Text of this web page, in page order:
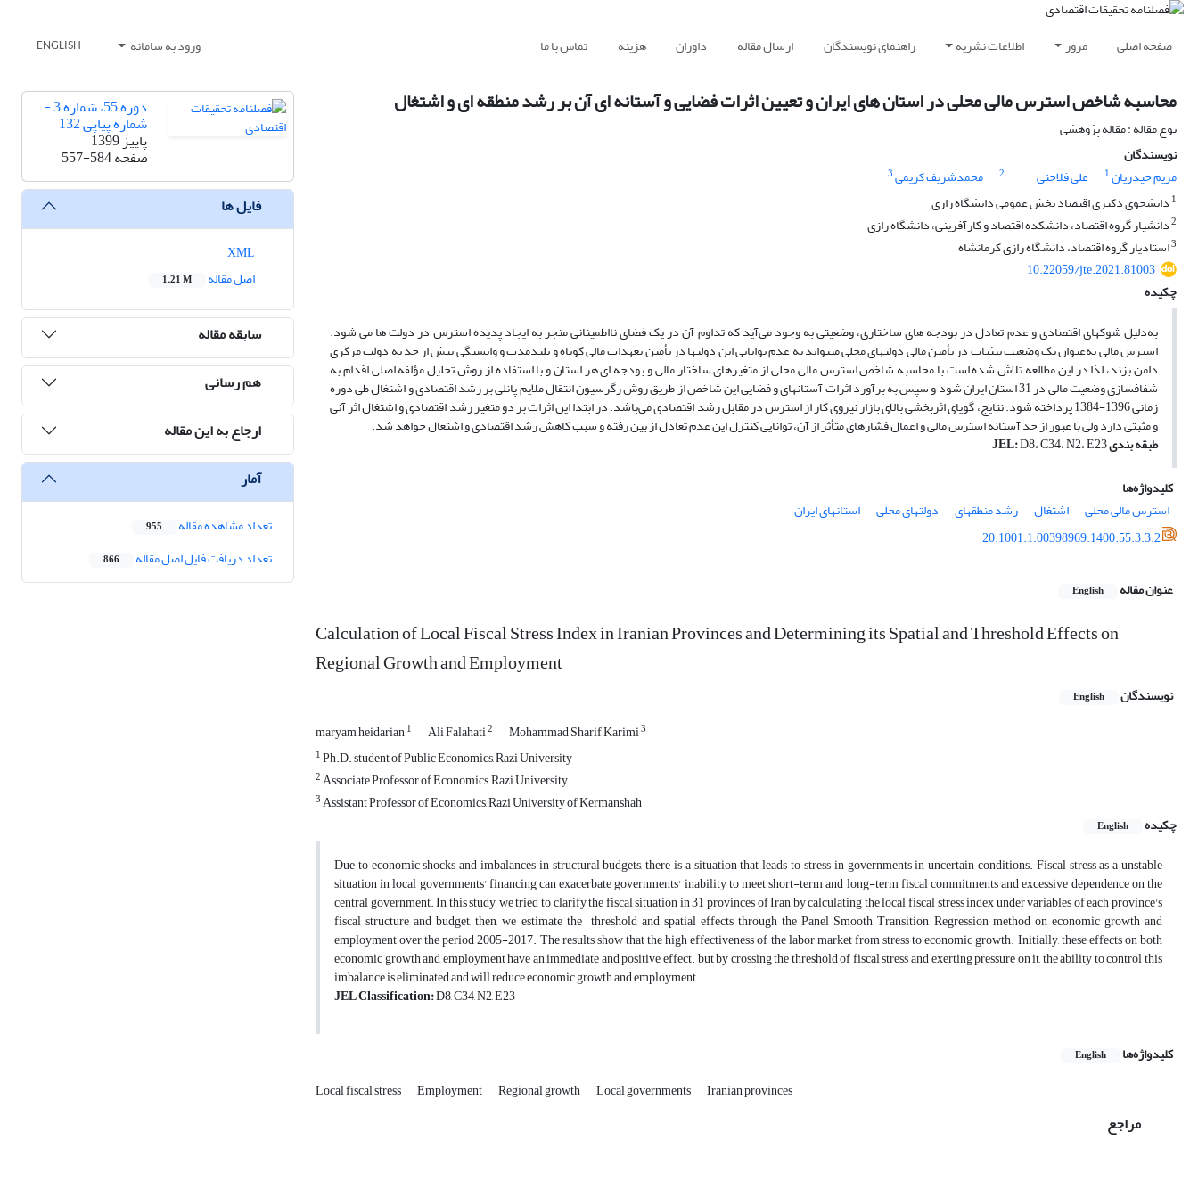
صفحه اصلی مرور اطلاعات نشریه راهنمای نویسندگان ارسال مقاله داوران هزینه تماس با ما ورود به سامانه ENGLISH
محاسبه شاخص استرس مالی محلی در استان های ایران و تعیین اثرات فضایی و آستانه ای آن بر رشد منطقه ای و اشتغال
نوع مقاله : مقاله پژوهشی
نویسندگان
مریم حیدریان1 علی فلاحتی 2 محمدشریف کریمی3
1 دانشجوی دکتری اقتصاد بخش عمومی دانشگاه رازی
2دانشیار گروه اقتصاد، دانشکده اقتصاد و کارآفرینی، دانشگاه رازی
3استادیار گروه اقتصاد، دانشگاه رازی کرمانشاه
10.22059/jte.2021.81003
چکیده
به‌دلیل شوک­های اقتصادی و عدم­ تعادل در بودجه­ های ساختاری، وضعیتی به وجود می‌آید که تداوم آن در یک فضای نااطمینانی منجر به ایجاد پدیده استرس در دولت­ ها می ­شود.
استرس مالی به‌عنوان یک وضعیت بی­ثبات در تأمین مالی دولت­های محلی می­تواند به عدم توانایی این دولت­ها در تأمین تعهدات مالی کوتاه و بلندمدت و وابستگی بیش از حد به دولت مرکزی
دامن بزند، لذا در این مطالعه تلاش شده است با محاسبه شاخص استرس مالی محلی از متغیرهای ساختار مالی و بودجه ­ای هر استان و با استفاده از روش تحلیل مؤلفه اصلی اقدام به
شفاف­سازی وضعیت مالی در 31 استان ایران شود و سپس به برآورد اثرات آستانه­ای و فضایی این شاخص از طریق روش رگرسیون انتقال ملایم پانلی بر رشد اقتصادی و اشتغال طی دوره
زمانی 1396-1384 پرداخته شود. نتایج، گویای اثربخشی بالای بازار نیروی کار از استرس در مقابل رشد اقتصادی می‌باشد. در ابتدا این اثرات بر دو متغیر رشد اقتصادی و اشتغال اثر آنی
و مثبتی دارد ولی با عبور از حد آستانه استرس مالی و اعمال فشارهای متأثر از آن، توانایی کنترل این عدم تعادل از بین رفته و سبب کاهش رشد اقتصادی و اشتغال خواهد شد.
طبقه ­بندی JEL:D8، C34، N2، E23
کلیدواژه‌ها
استرس مالی محلی
اشتغال رشد منطقه­ای دولت­های محلی
استان­های ایران
20.1001.1.00398969.1400.55.3.3.2
عنوان مقاله English
Calculation of Local Fiscal Stress Index in Iranian Provinces and Determining its Spatial and Threshold Effects on
Regional Growth and Employment
نویسندگان English
maryam heidarian1 Ali Falahati2 Mohammad Sharif Karimi3
1Ph.D. student of Public Economics, Razi University
2Associate Professor of Economics, Razi University
3Assistant Professor of Economics, Razi University of Kermanshah
چکیده
English
Due to economic shocks and imbalances in structural budgets, there is a situation that leads to stress in governments in uncertain conditions. Fiscal stress as a unstable
situation in local governments' financing can exacerbate governments' inability to meet short-term and long-term fiscal commitments and excessive dependence on the
central government. In this study, we tried to clarify the fiscal situation in 31 provinces of Iran by calculating the local fiscal stress index under variables of each province's
fiscal structure and budget, then, we estimate the threshold and spatial effects through the Panel Smooth Transition Regression method on economic growth and
employment over the period 2005-2017. The results show that the high effectiveness of the labor market from stress to economic growth. Initially, these effects on both
economic growth and employment have an immediate and positive effect. but by crossing the threshold of fiscal stress and exerting pressure on it, the ability to control this
imbalance is eliminated and will reduce economic growth and employment.
JEL Classification:D8, C34, N2, E23
کلیدواژه‌ها English
Local fiscal stress Employment Regional growth Local governments Iranian provinces
مراجع
دوره 55، شماره 3 -
شماره پیاپی 132
پاییز 1399
صفحه557-584
فایل ها
اصل مقاله
1.21 M
سابقه مقاله
هم رسانی
ارجاع به این مقاله
آمار
تعداد مشاهده مقاله 955
تعداد دریافت فایل اصل مقاله 866